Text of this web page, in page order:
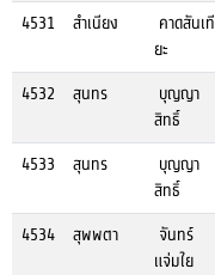
4531
สำเนียง
คาดสันเที
ยะ
4532 สุนทร
บุญญา
สิทธิ์
4533 สุนทร
บุญญา
สิทธิ์
4534 สุพพตา
จันทร์
แจ่มใย